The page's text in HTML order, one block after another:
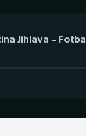
volejbal
Jihlava –